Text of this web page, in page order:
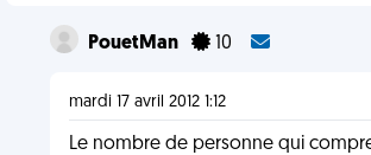
PouetMan 10
mardi 17 avril 2012 1:12
Le nombre de personne qui